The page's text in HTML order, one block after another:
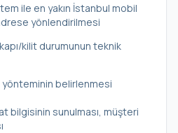
ile en yakın İstanbul mobil
yönlendirilmesi
kilit durumunun teknik
belirlenmesi
bilgisinin sunulması, müşteri